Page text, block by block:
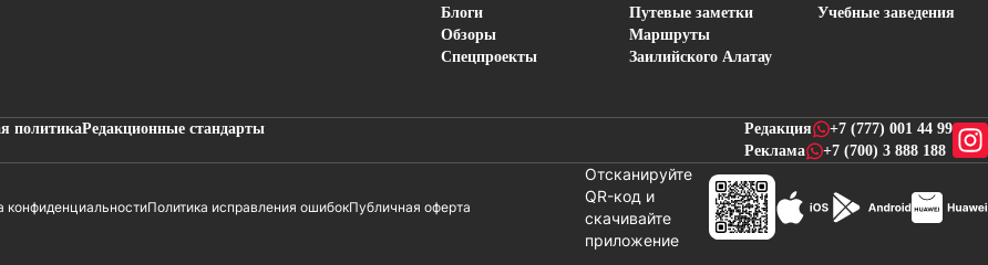
Блоги
Обзоры
Спецпроекты
Путевые заметки
Маршруты
Заилийского Алатау
Учебные заведения
политикаРедакционные стандарты Редакция
+7 (777) 001 44 99
Реклама
+7 (700) 3 888 188
конфиденциальностиПолитика исправления ошибокПубличная оферта
Отсканируйте
QR-код и
скачивайте
приложениеновостей